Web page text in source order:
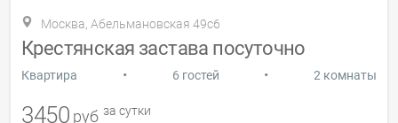
Москва, Абельмановская 49с6
Крестянская застава посуточно
Квартира • 6 гостей • 2 комнаты
3450 руб за сутки